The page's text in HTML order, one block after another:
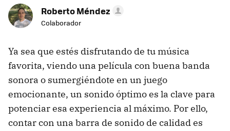
Roberto Méndez
Colaborador
Ya sea que estés disfrutando de tu música
favorita, viendo una película con buena banda
sonora o sumergiéndote en un juego
emocionante, un sonido óptimo es la clave para
potenciar esa experiencia al máximo. Por ello,
contar con una barra de sonido de calidad es